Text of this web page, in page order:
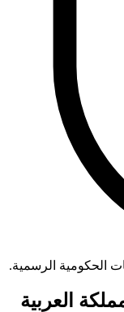
الحكومية الرسمية.
العربية